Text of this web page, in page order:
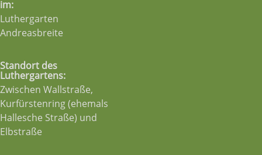
im:
Luthergarten
Andreasbreite
Standort des
Luthergartens:
Zwischen Wallstraße,
Kurfürstenring (ehemals
Hallesche Straße) und
Elbstraße